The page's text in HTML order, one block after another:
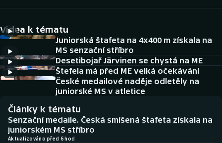
DALŠÍ SPORTY
Americký fotbal
Baseball a softbal
Basketbal
Biatlon
NEPŘEHLÉDNĚTE
Historické návraty
Aplikace ČT sport
Videa k tématu
Juniorská štafeta na 4x400 m získala na
MS senzační stříbro
Desetibojař Järvinen se chystá na ME
Štefela má před ME velká očekávání
České medailové naděje odletěly na
juniorské MS v atletice
Články k tématu
Senzační medaile. Česká smíšená štafeta získala na
juniorském MS stříbro
Aktualizováno před 6 hod